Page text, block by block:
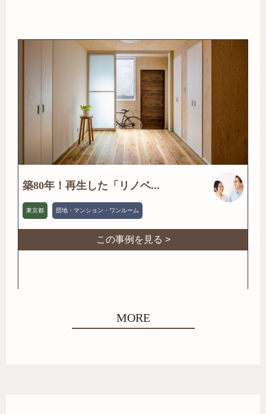
築80年！再生した「リノベ...
東京都 団地・マンション・ワンルーム
この事例を見る >
MORE